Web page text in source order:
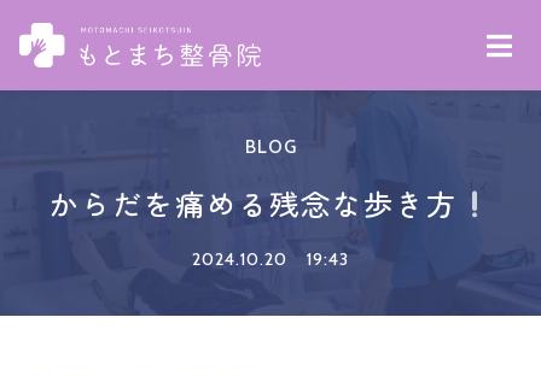
BLOG
からだを痛める残念な歩き方
2024.10.20 19:43